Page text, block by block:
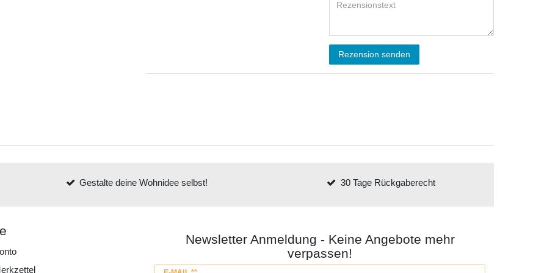
Rezension senden
Gestalte deine Wohnidee selbst! 30 Tage Rückgaberecht
Newsletter Anmeldung - Keine Angebote mehr
verpassen!